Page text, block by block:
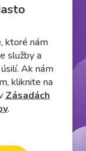
ktoré nám
služby a
Ak nám
kliknite na
Zásadách
.